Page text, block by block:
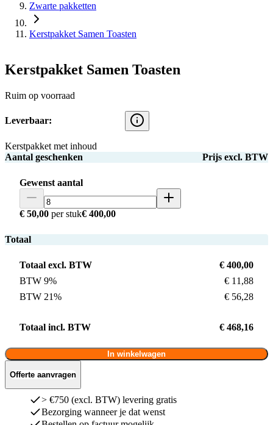
Zwarte pakketten
Kerstpakket Samen Toasten
Kerstpakket Samen Toasten
Ruim op voorraad
Leverbaar:
Kerstpakket met inhoud
Aantal geschenken
Prijs excl. BTW
Gewenst aantal
€ 50,00 per stuk€ 400,00
Totaal
Totaal excl. BTW
€ 400,00
BTW 9%
€ 11,88
BTW 21%
€ 56,28
Totaal incl. BTW € 468,16
In winkelwagen
Offerte aanvragen
> €750 (excl. BTW) levering gratis
Bezorging wanneer je dat wenst